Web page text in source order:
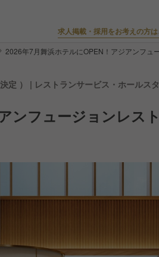
求人掲載・採用をお考えの方
2026年7月舞浜ホテルにOPEN！アジアンフュ
定 ） | レストランサービス・ホールス
ンフュージョンレス